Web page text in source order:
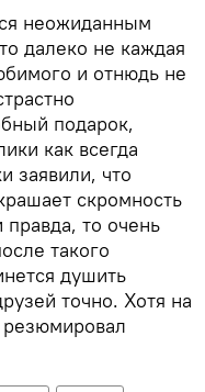
неожиданным
далеко не каждая
и отнюдь не
подарок,
как всегда
заявили, что
скромность
то очень
такого
душить
точно. Хотя на